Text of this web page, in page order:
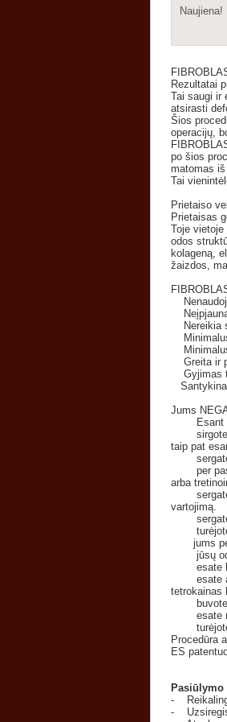
Naujiena!
Rezultatai
Tai saugi ir
atsirasti
Šios
operacijų,
po šios
matomas
Tai
Prietaiso
Prietaisas
Toje
odos
kolageną,
žaizdos,
Nereikia
Greita ir
Gyjimas
Jums
Esant
sirgote ar
taip pat
sergate
per
arba
sergate
vartojimą.
sergate
turėjote
jums per
jūsų oda
esate ką
esate
tetrokainas
buvote
esate
turėjote
Procedūra
ES
Pasiūlymo
-
-